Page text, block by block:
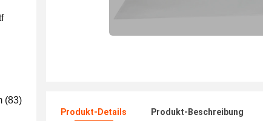
(83)
Produkt-Details Produkt-Beschreibung